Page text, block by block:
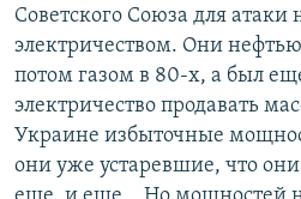
Советского Союза для атаки
электричеством. Они
потом газом в 80-х, а был
электричество продавать
Украине избыточные
они уже устаревшие, что